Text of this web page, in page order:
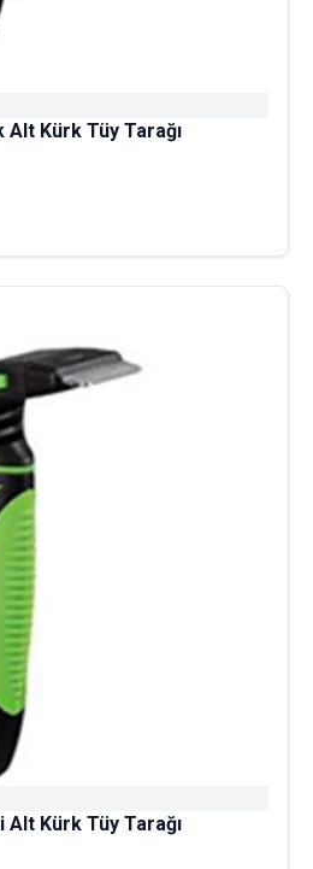
Kürk Tüy Tarağı
Kürk Tüy Tarağı